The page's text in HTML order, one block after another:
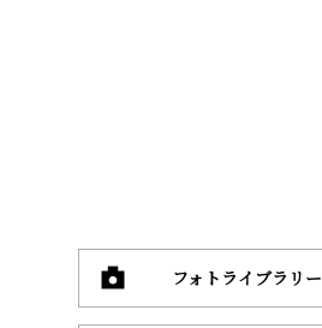
フォトライブラリー